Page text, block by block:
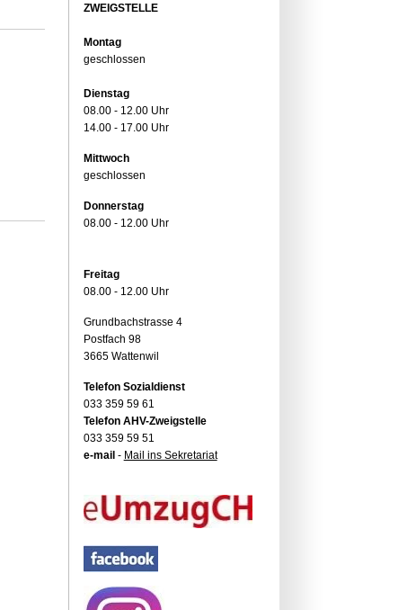
ZWEIGSTELLE
Montag
geschlossen
Dienstag
08.00 - 12.00 Uhr
14.00 - 17.00 Uhr
Mittwoch
geschlossen
Donnerstag
08.00 - 12.00 Uhr
Freitag
08.00 - 12.00 Uhr
Grundbachstrasse 4
Postfach 98
3665 Wattenwil
Telefon Sozialdienst
033 359 59 61
Telefon AHV-Zweigstelle
033 359 59 51
e-mail - Mail ins Sekretariat